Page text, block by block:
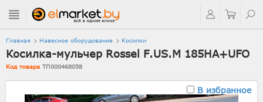
Главная Навесное оборудование Косилки
Косилка-мульчер Rossel F.US.M 185HA+UFO
Код товара ТП000468058
В избранное